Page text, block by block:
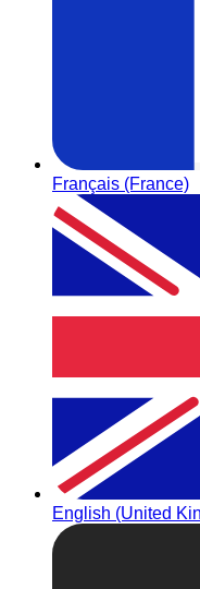
Français (France)
English (United